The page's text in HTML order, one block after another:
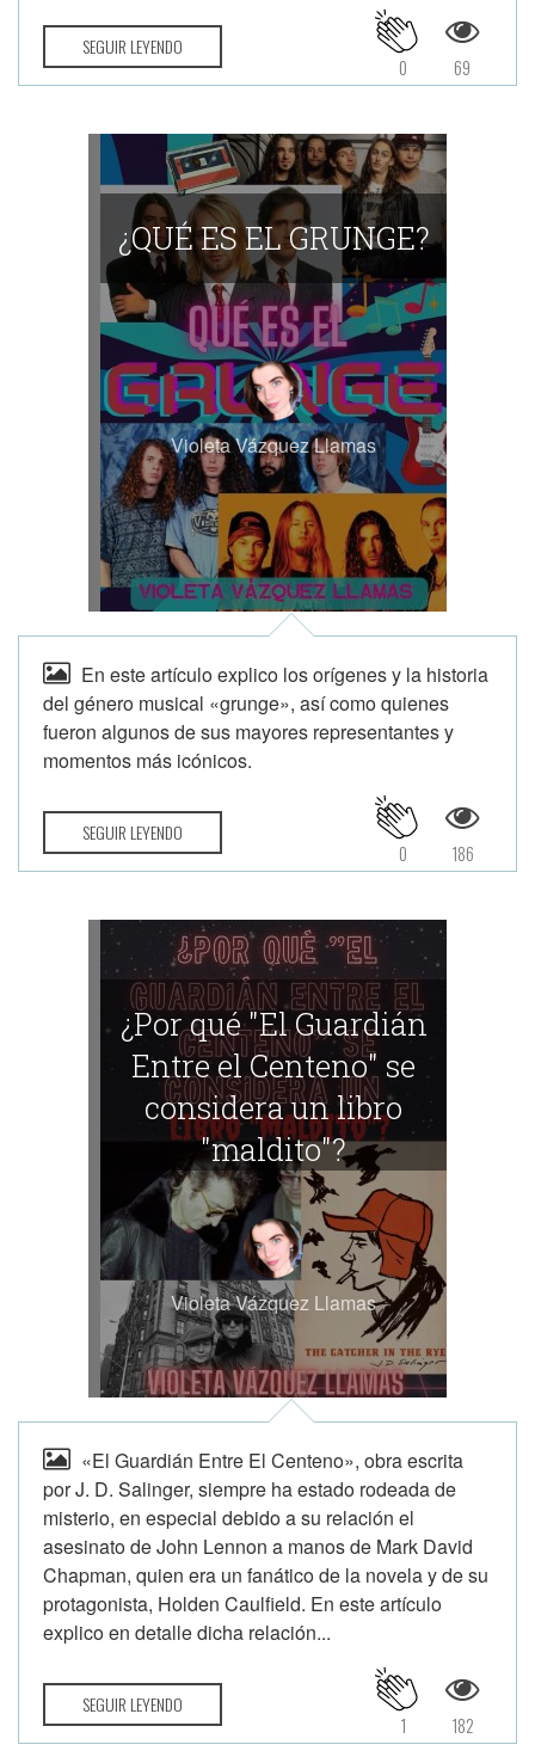
SEGUIR LEYENDO
69
0
¿QUÉ ES EL GRUNGE?
Violeta Vázquez Llamas
En este artículo explico los orígenes y la historia
del género musical «grunge», así como quienes
fueron algunos de sus mayores representantes y
momentos más icónicos.
SEGUIR LEYENDO
186
0
¿Por qué "El Guardián
Entre el Centeno" se
considera un libro
"maldito"?
Violeta Vázquez Llamas
«El Guardián Entre El Centeno», obra escrita
por J. D. Salinger, siempre ha estado rodeada de
misterio, en especial debido a su relación el
asesinato de John Lennon a manos de Mark David
Chapman, quien era un fanático de la novela y de su
protagonista, Holden Caulfield. En este artículo
explico en detalle dicha relación...
SEGUIR LEYENDO
182
1